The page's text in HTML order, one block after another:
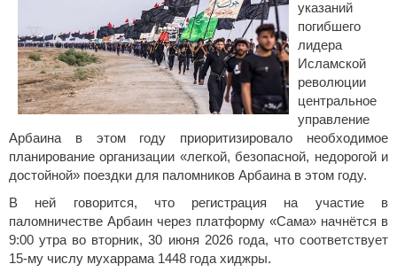
указаний
погибшего
лидера
Исламской
революции
центральное
управление
Арбаина в этом году приоритизировало необходимое
планирование организации «легкой, безопасной, недорогой и
достойной» поездки для паломников Арбаина в этом году.
В ней говорится, что регистрация на участие в
паломничестве Арбаин через платформу «Сама» начнётся в
9:00 утра во вторник, 30 июня 2026 года, что соответствует
15-му числу мухаррама 1448 года хиджры.